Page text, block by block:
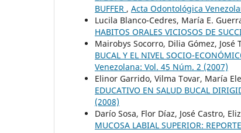
BUFFER , Acta Odontológica
Lucila Blanco-Cedres, María E.
HABITOS ORALES VICIOSOS DE
Mairobys Socorro, Dilia Gómez, José
BUCAL Y EL NIVEL SOCIO-
Venezolana: Vol. 45 Núm. 2 (2007)
Elinor Garrido, Vilma Tovar, María
EDUCATIVO EN SALUD BUCAL
(2008)
Darío Sosa, Flor Díaz, José Castro,
MUCOSA LABIAL SUPERIOR: